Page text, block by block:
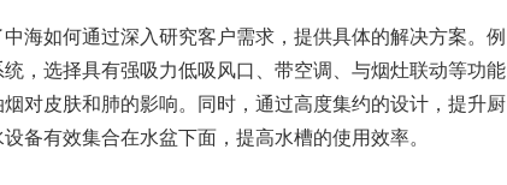
海如何通过深入研究客户需求，提供具体的解决方案。例
，选择具有强吸力低吸风口、带空调、与烟灶联动等功能
对皮肤和肺的影响。同时，通过高度集约的设计，提升厨
备有效集合在水盆下面，提高水槽的使用效率。